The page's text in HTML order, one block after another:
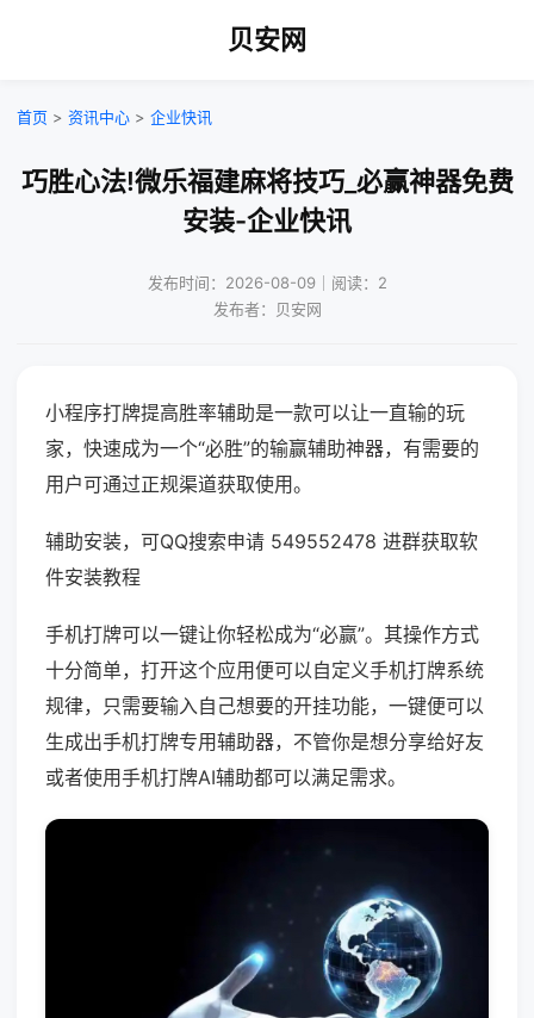
贝安网
首页 > 资讯中心 > 企业快讯
巧胜心法!微乐福建麻将技巧_必赢神器免费
安装-企业快讯
发布时间：2026-08-09｜阅读：2
发布者：贝安网
小程序打牌提高胜率辅助是一款可以让一直输的玩
家，快速成为一个“必胜”的输赢辅助神器，有需要的
用户可通过正规渠道获取使用。
辅助安装，可QQ搜索申请 549552478 进群获取软
件安装教程
手机打牌可以一键让你轻松成为“必赢”。其操作方式
十分简单，打开这个应用便可以自定义手机打牌系统
规律，只需要输入自己想要的开挂功能，一键便可以
生成出手机打牌专用辅助器，不管你是想分享给好友
或者使用手机打牌AI辅助都可以满足需求。